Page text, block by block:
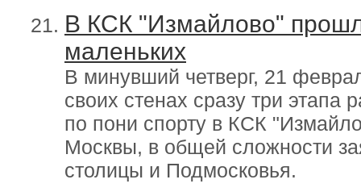
В КСК "Измайлово"
маленьких
В минувший четверг, 21
своих стенах сразу три этапа
по пони спорту в КСК
Москвы, в общей сложности
столицы и Подмосковья.